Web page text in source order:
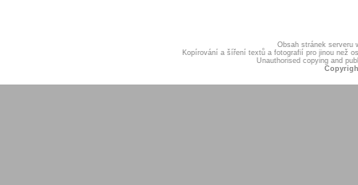
Obsah stránek serveru
Kopírování a šíření textů a fotografií pro jinou než
Unauthorised copying and